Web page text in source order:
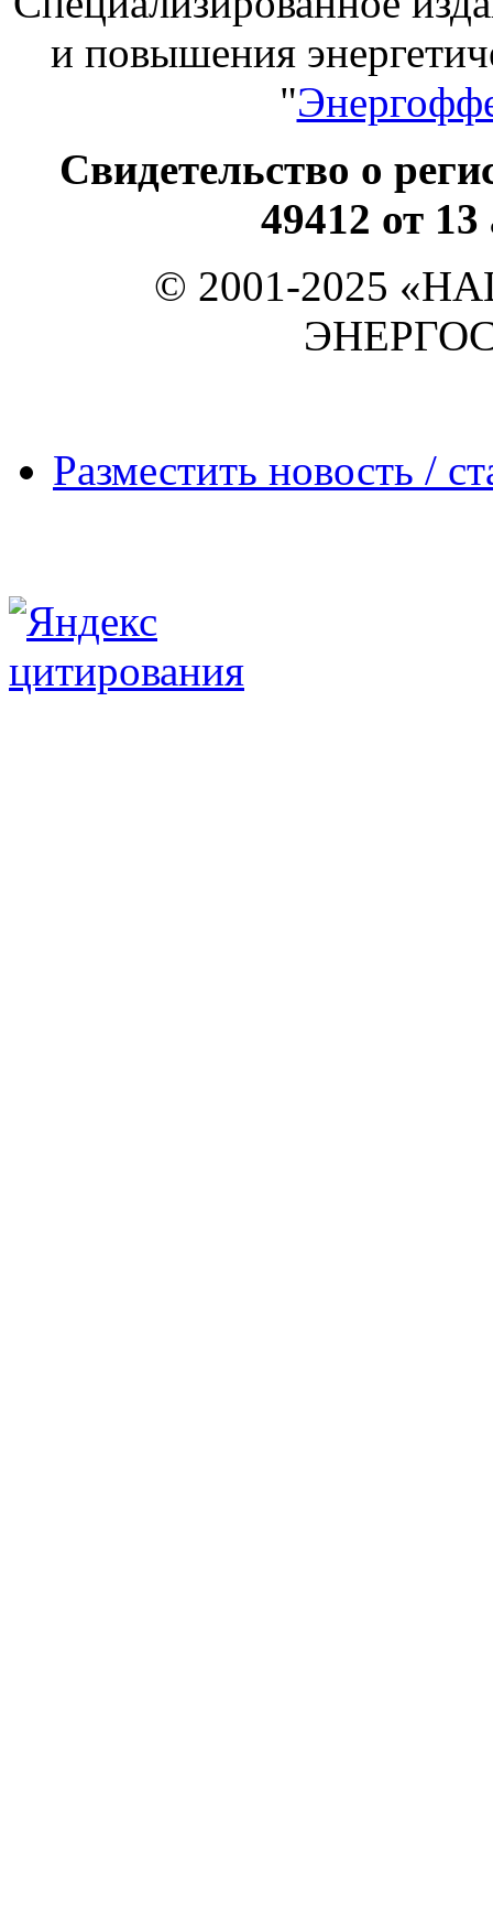
и повышения
"
Свидетельство о
49412 от
© 2001-2025
Разместить новость /